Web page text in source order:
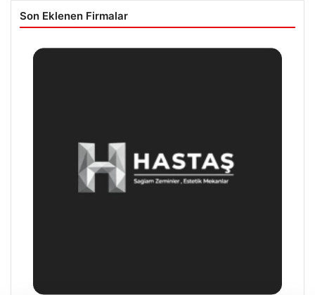
Son Eklenen Firmalar